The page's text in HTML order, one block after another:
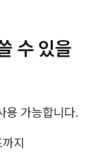
수 있을
용 가능합니다.
지